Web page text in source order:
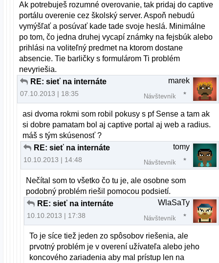
Ak potrebuješ rozumné overovanie, tak pridaj do captive
portálu overenie cez školský server. Aspoň nebudú
vymýšľať a posúvať kade tade svoje heslá. Minimálne
po tom, čo jedna druhej vycapí známky na fejsbúk alebo
prihlási na voliteľný predmet na ktorom dostane
absencie. Tie barličky s formulárom Ti problém
nevyriešia.
RE: sieť na internáte
07.10.2013 | 18:35
marek
Návštevník
asi dvoma rokmi som robil pokusy s pf Sense a tam ak
si dobre pamatam bol aj captive portal aj web a radius.
máš s tým skúsenosť ?
RE: sieť na internáte
10.10.2013 | 14:48
tomy
Návštevník
Nečítal som to všetko čo tu je, ale osobne som
podobný problém riešil pomocou podsietí.
RE: sieť na internáte
10.10.2013 | 17:38
WlaSaTy
Návštevník
To je síce tiež jeden zo spôsobov riešenia, ale
prvotný problém je v overení užívateľa alebo jeho
koncového zariadenia aby mal prístup len na